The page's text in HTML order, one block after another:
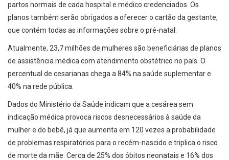
partos normais de cada hospital e médico credenciados. Os
planos também serão obrigados a oferecer o cartão da gestante,
que contém todas as informações sobre o pré-natal.
Atualmente, 23,7 milhões de mulheres são beneficiárias de planos
de assistência médica com atendimento obstétrico no país. O
percentual de cesarianas chega a 84% na saúde suplementar e
40% na rede pública.
Dados do Ministério da Saúde indicam que a cesárea sem
indicação médica provoca riscos desnecessários à saúde da
mulher e do bebê, já que aumenta em 120 vezes a probabilidade
de problemas respiratórios para o recém-nascido e triplica o risco
de morte da mãe. Cerca de 25% dos óbitos neonatais e 16% dos